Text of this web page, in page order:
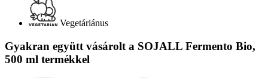
Vegetáriánus
Gyakran együtt vásárolt a SOJALL Fermento Bio,
500 ml termékkel